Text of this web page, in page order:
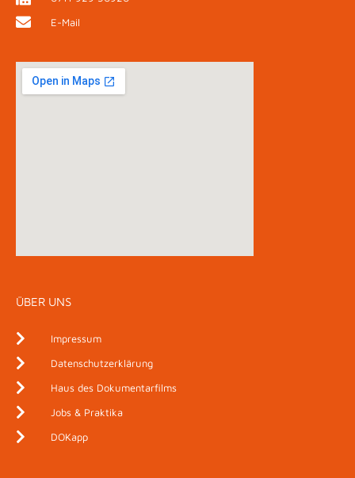
E-Mail
ÜBER UNS
Impressum
Datenschutzerklärung
Haus des Dokumentarfilms
Jobs & Praktika
DOKapp